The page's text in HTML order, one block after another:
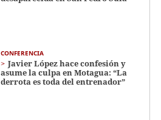
CONFERENCIA
Javier López hace confesión y
asume la culpa en Motagua: “La
derrota es toda del entrenador”